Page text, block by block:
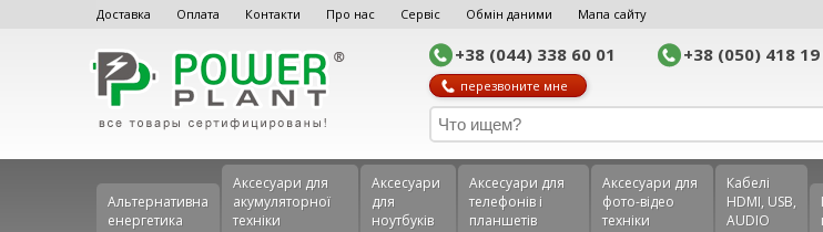
Доставка Оплата Контакти Про нас Сервіс Обмін даними Мапа сайту
+38 (044) 338 60 01 +38 (050) 418
перезвоните мне
Альтернативна
енергетика
Аксесуари для
акумуляторної
техніки
Аксесуари
для
ноутбуків
Аксеcуари для
телефонів і
планшетів
Аксесуари для
фото-відео
техніки
Кабелі
HDMI, USB,
AUDIO